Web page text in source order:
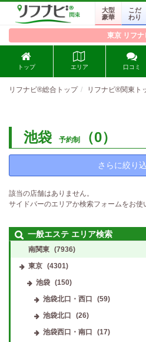
大型
豪華
こだ
わり
東京 リフ
トップ エリア 口コミ
リフナビ®総合トップ リフナビ®関東ト
池袋 予約制 （0）
さらに絞り
該当の店舗はありません。
サイドバーのエリアか検索フォームをお使
一般エステ エリア検索
南関東 (7936)
東京 (4301)
池袋
(150)
池袋北口・西口
(59)
池袋北口
(26)
池袋西口・南口
(17)